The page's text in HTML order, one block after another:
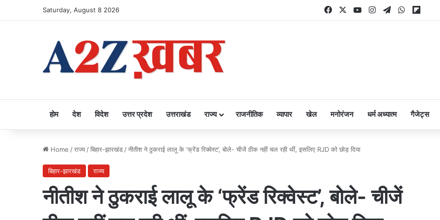
Saturday, August 8 2026 FacebookYouTubeInstagram
TelegramWhatsApp
होम देश विदेश उत्तर प्रदेश उत्तराखंड राज्य राजनीतिक व्यापार खेल मनोरंजन धर्म अध्यात्म गैजेट्स
Home /राज्य /बिहार-झारखंड /नीतीश ने ठुकराई लालू के ‘फ्रेंड रिक्वेस्ट’, बोले- चीजें ठीक नहीं चल रही थीं, इसलिए RJD को छोड़ दिया
बिहार-झारखंड राज्य
नीतीश ने ठुकराई लालू के ‘फ्रेंड रिक्वेस्ट’, बोले- चीजें